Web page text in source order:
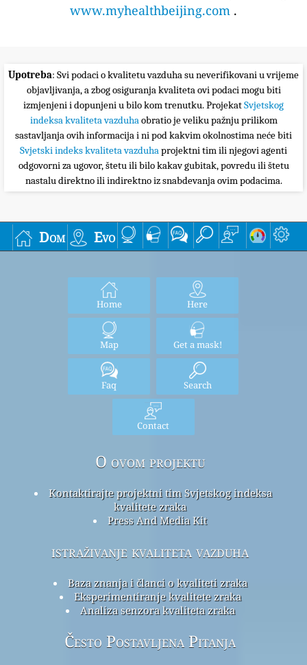
www.myhealthbeijing.com .
Upotreba: Svi podaci o kvalitetu vazduha su neverifikovani u vrijeme
objavljivanja, a zbog osiguranja kvaliteta ovi podaci mogu biti
izmjenjeni i dopunjeni u bilo kom trenutku. ProjekatSvjetskog
indeksa kvaliteta vazduhaobratio je veliku pažnju prilikom
sastavljanja ovih informacija i ni pod kakvim okolnostima neće biti
Svjetski indeks kvaliteta vazduhaprojektni tim ili njegovi agenti
odgovorni za ugovor, štetu ili bilo kakav gubitak, povredu ili štetu
nastalu direktno ili indirektno iz snabdevanja ovim podacima.
Dom Evo
Home Here
Map Get a mask!
Faq Search
Contact
O ovom projektu
Kontaktirajte projektni tim Svjetskog indeksa
kvalitete zraka
Press And Media Kit
istraživanje kvaliteta vazduha
Baza znanja i članci o kvaliteti zraka
Eksperimentiranje kvalitete zraka
Analiza senzora kvaliteta zraka
Često Postavljena Pitanja